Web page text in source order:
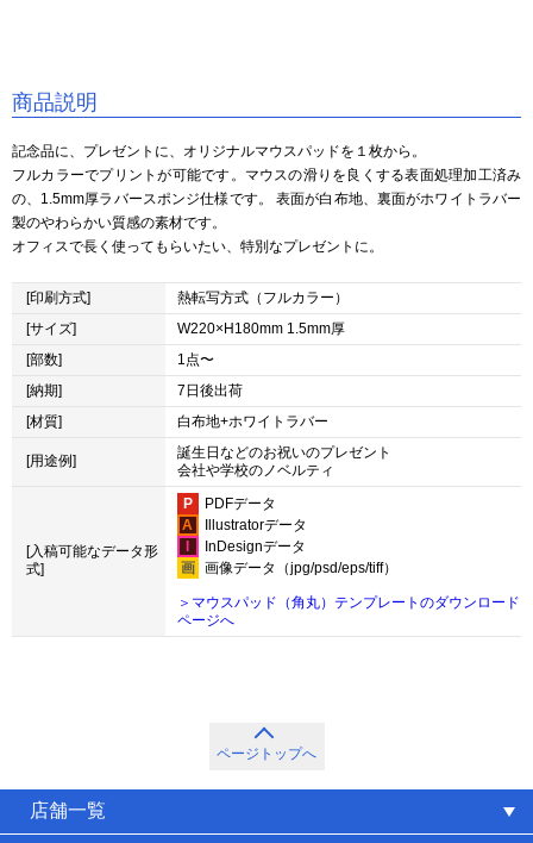
商品説明
記念品に、プレゼントに、オリジナルマウスパッドを１枚から。
フルカラーでプリントが可能です。マウスの滑りを良くする表面処理加工済み
の、1.5mm厚ラバースポンジ仕様です。 表面が白布地、裏面がホワイトラバー
製のやわらかい質感の素材です。
オフィスで長く使ってもらいたい、特別なプレゼントに。
[印刷方式]
熱転写方式（フルカラー）
[サイズ]
W220×H180mm 1.5mm厚
[部数]
1点〜
[納期]
7日後出荷
[材質]
白布地+ホワイトラバー
[用途例]
誕生日などのお祝いのプレゼント
会社や学校のノベルティ
[入稿可能なデータ形
式]
PDFデータ
Illustratorデータ
InDesignデータ
画像データ（jpg/psd/eps/tiff）
＞マウスパッド（角丸）テンプレートのダウンロード
ページへ
ページトップへ
店舗一覧